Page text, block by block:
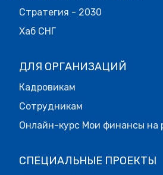
Стратегия - 2030
Хаб СНГ
ДЛЯ ОРГАНИЗАЦИЙ
Кадровикам
Сотрудникам
Онлайн-курс Мои финансы на
СПЕЦИАЛЬНЫЕ ПРОЕКТЫ